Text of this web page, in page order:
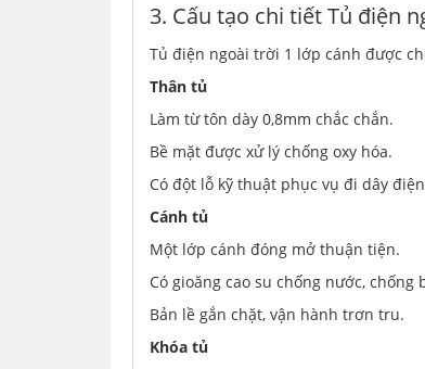
3. Cấu tạo chi tiết Tủ điện
Tủ điện ngoài trời 1 lớp cánh được
Thân tủ
Làm từ tôn dày 0,8mm chắc chắn.
Bề mặt được xử lý chống oxy hóa.
Có đột lỗ kỹ thuật phục vụ đi dây
Cánh tủ
Một lớp cánh đóng mở thuận tiện.
Có gioăng cao su chống nước, chống
Bản lề gắn chặt, vận hành trơn tru.
Khóa tủ